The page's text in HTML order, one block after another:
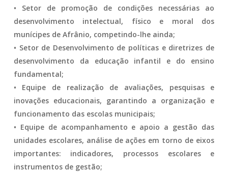
• Setor de promoção de condições necessárias ao
desenvolvimento intelectual, físico e moral dos
munícipes de Afrânio, competindo-lhe ainda;
• Setor de Desenvolvimento de políticas e diretrizes de
desenvolvimento da educação infantil e do ensino
fundamental;
• Equipe de realização de avaliações, pesquisas e
inovações educacionais, garantindo a organização e
funcionamento das escolas municipais;
• Equipe de acompanhamento e apoio a gestão das
unidades escolares, análise de ações em torno de eixos
importantes: indicadores, processos escolares e
instrumentos de gestão;